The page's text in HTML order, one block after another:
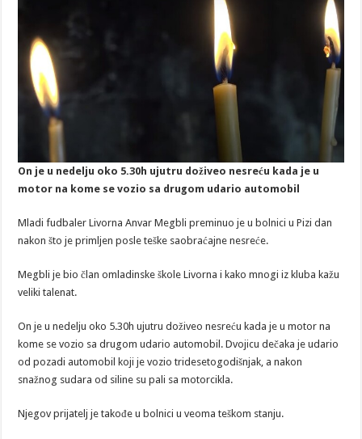
On je u nedelju oko 5.30h ujutru doživeo nesreću kada je u
motor na kome se vozio sa drugom udario automobil
Mladi fudbaler Livorna Anvar Megbli preminuo je u bolnici u Pizi dan
nakon što je primljen posle teške saobraćajne nesreće.
Megbli je bio član omladinske škole Livorna i kako mnogi iz kluba kažu
veliki talenat.
On je u nedelju oko 5.30h ujutru doživeo nesreću kada je u motor na
kome se vozio sa drugom udario automobil. Dvojicu dečaka je udario
od pozadi automobil koji je vozio tridesetogodišnjak, a nakon
snažnog sudara od siline su pali sa motorcikla.
Njegov prijatelj je takođe u bolnici u veoma teškom stanju.